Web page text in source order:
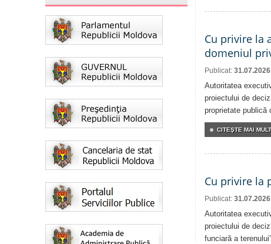
Cu privire la
domeniul
Publicat: 31.07.2026
Autoritatea
proiectului de
proprietate publică
CITEŞTE MAI
Cu privire la
Publicat: 31.07.2026
Autoritatea
proiectului de
funciară a terenului”.